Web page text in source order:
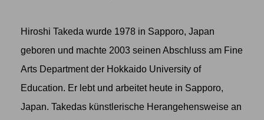
Hiroshi Takeda wurde 1978 in Sapporo, Japan
geboren und machte 2003 seinen Abschluss am Fine
Arts Department der Hokkaido University of
Education. Er lebt und arbeitet heute in Sapporo,
Japan. Takedas künstlerische Herangehensweise an